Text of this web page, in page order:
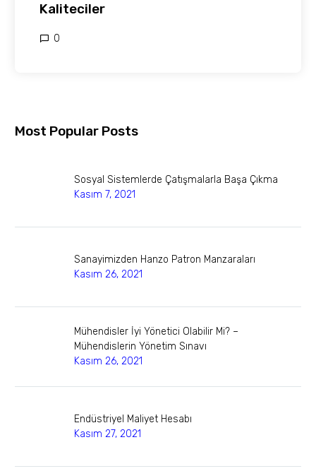
Kaliteciler
0
Most Popular Posts
Sosyal Sistemlerde Çatışmalarla Başa Çıkma
Kasım 7, 2021
Sanayimizden Hanzo Patron Manzaraları
Kasım 26, 2021
Mühendisler İyi Yönetici Olabilir Mi? –
Mühendislerin Yönetim Sınavı
Kasım 26, 2021
Endüstriyel Maliyet Hesabı
Kasım 27, 2021